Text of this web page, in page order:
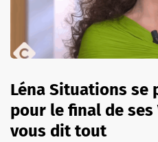
Léna Situations se
pour le final de ses
vous dit tout